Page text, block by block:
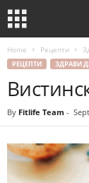
Home Рецепти
РЕЦЕПТИ ЗДРАВИ
By Fitlife Team -